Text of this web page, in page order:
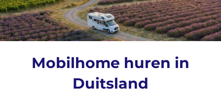
Mobilhome huren in
Duitsland